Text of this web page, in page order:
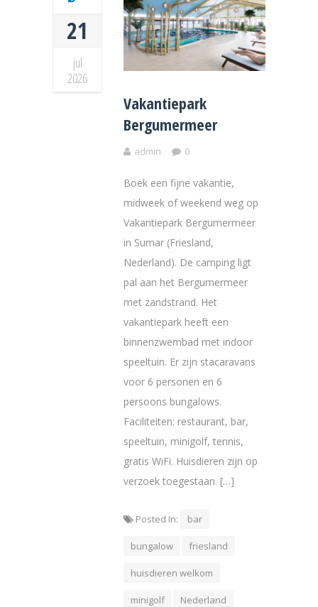
21
jul
2026
Vakantiepark
Bergumermeer
admin 0
Boek een fijne vakantie,
midweek of weekend weg op
Vakantiepark Bergumermeer
in Sumar (Friesland,
Nederland). De camping ligt
pal aan het Bergumermeer
met zandstrand. Het
vakantiepark heeft een
binnenzwembad met indoor
speeltuin. Er zijn stacaravans
voor 6 personen en 6
persoons bungalows.
Faciliteiten: restaurant, bar,
speeltuin, minigolf, tennis,
gratis WiFi. Huisdieren zijn op
verzoek toegestaan. […]
Posted In: bar
bungalow friesland
huisdieren welkom
minigolf Nederland